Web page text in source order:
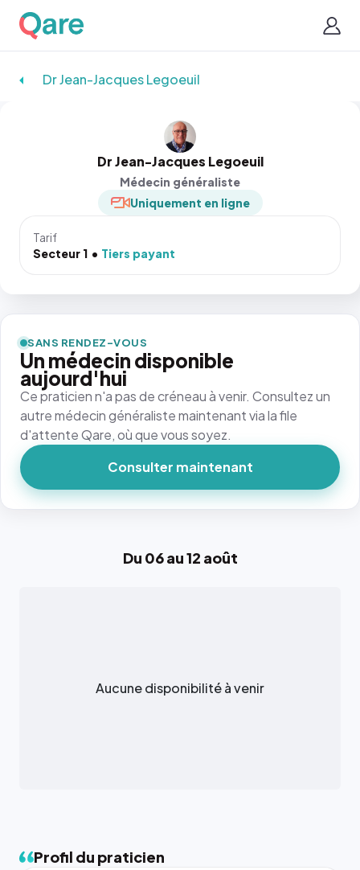
Dr Jean-Jacques Legoeuil
Dr Jean-Jacques Legoeuil
Médecin généraliste
Uniquement en ligne
Tarif
Secteur 1
Tiers payant
Du 06 au 12 août
Aucune disponibilité à venir
Profil du praticien
SANS RENDEZ-VOUS
Un médecin disponible
aujourd'hui
Ce praticien n'a pas de créneau à venir. Consultez un
autre médecin généraliste maintenant via la file
d'attente Qare, où que vous soyez.
Consulter maintenant